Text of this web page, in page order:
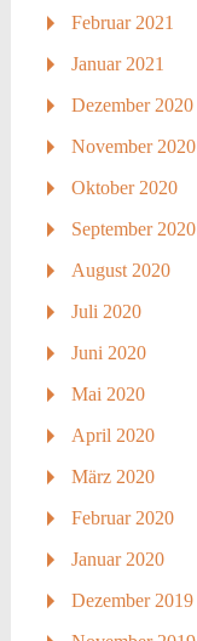
Februar 2021
Januar 2021
Dezember 2020
November 2020
Oktober 2020
September 2020
August 2020
Juli 2020
Juni 2020
Mai 2020
April 2020
März 2020
Februar 2020
Januar 2020
Dezember 2019